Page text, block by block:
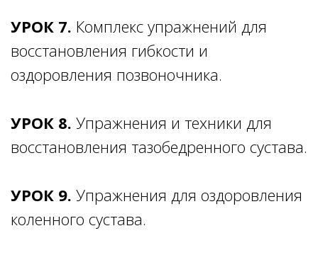
УРОК 7. Комплекс упражнений для
восстановления гибкости и
оздоровления позвоночника.
УРОК 8. Упражнения и техники для
восстановления тазобедренного сустава.
УРОК 9. Упражнения для оздоровления
коленного сустава.